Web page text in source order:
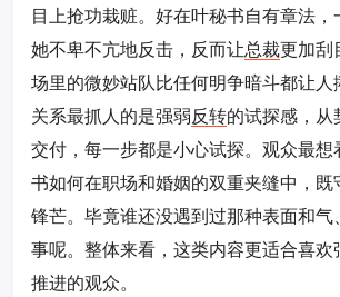
目上抢功栽赃。好在叶秘书自有章法，
她不卑不亢地反击，反而让总裁更加刮
场里的微妙站队比任何明争暗斗都让人
关系最抓人的是强弱反转的试探感，从
交付，每一步都是小心试探。观众最想
书如何在职场和婚姻的双重夹缝中，既
锋芒。毕竟谁还没遇到过那种表面和气
事呢。整体来看，这类内容更适合喜欢
推进的观众。